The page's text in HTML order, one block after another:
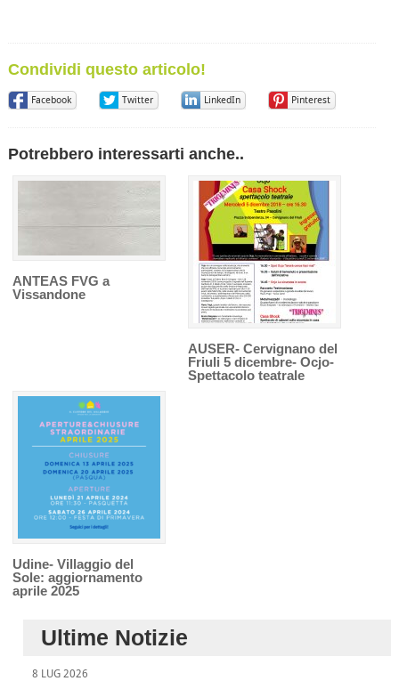
Condividi questo articolo!
Facebook Twitter LinkedIn Pinterest
Potrebbero interessarti anche..
ANTEAS FVG a
Vissandone
AUSER- Cervignano del
Friuli 5 dicembre- Ocjo-
Spettacolo teatrale
Udine- Villaggio del
Sole: aggiornamento
aprile 2025
Ultime Notizie
8 LUG 2026